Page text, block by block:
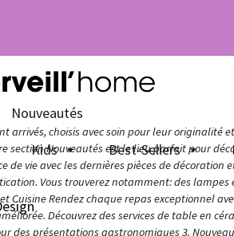
Nouveautés
choisis avec soin pour leur originalité
Nouveautés est le lieu parfait pour
vie avec les dernières pièces de
Vous trouverez notamment: des
Cuisine Rendez chaque repas exceptionnel
Découvrez des services de table en
des présentations gastronomiques 3.
Kids Best-Sellers